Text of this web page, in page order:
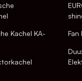
Kachel KA-